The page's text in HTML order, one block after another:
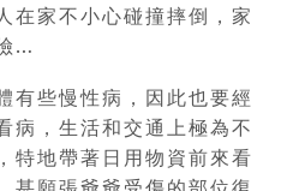
在家不小心碰撞摔倒，家
…
有些慢性病，因此也要經
病，生活和交通上極為不
特地帶著日用物資前來看